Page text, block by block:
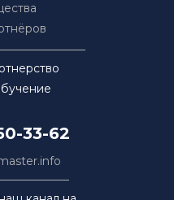
33-62